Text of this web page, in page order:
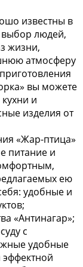
известны в
выбор людей,
жизни,
атмосферу
вы можете
и
изделия от
«Жар-птица»
питание и
ею
удобные и
«Антинагар»;
с
удобные